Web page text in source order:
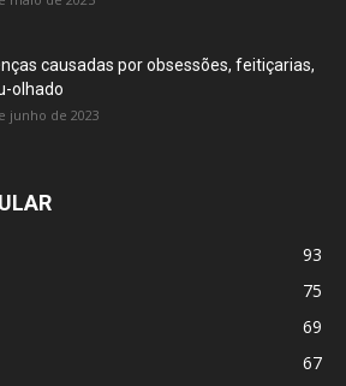
causadas por obsessões, feitiçarias,
olhado
junho de 2023
93
75
69
67